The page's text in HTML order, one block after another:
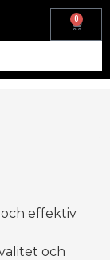
0
effektiv
och